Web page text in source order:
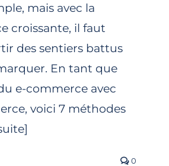
mais avec la
croissante, il faut
des sentiers battus
En tant que
e-commerce avec
voici 7 méthodes
0